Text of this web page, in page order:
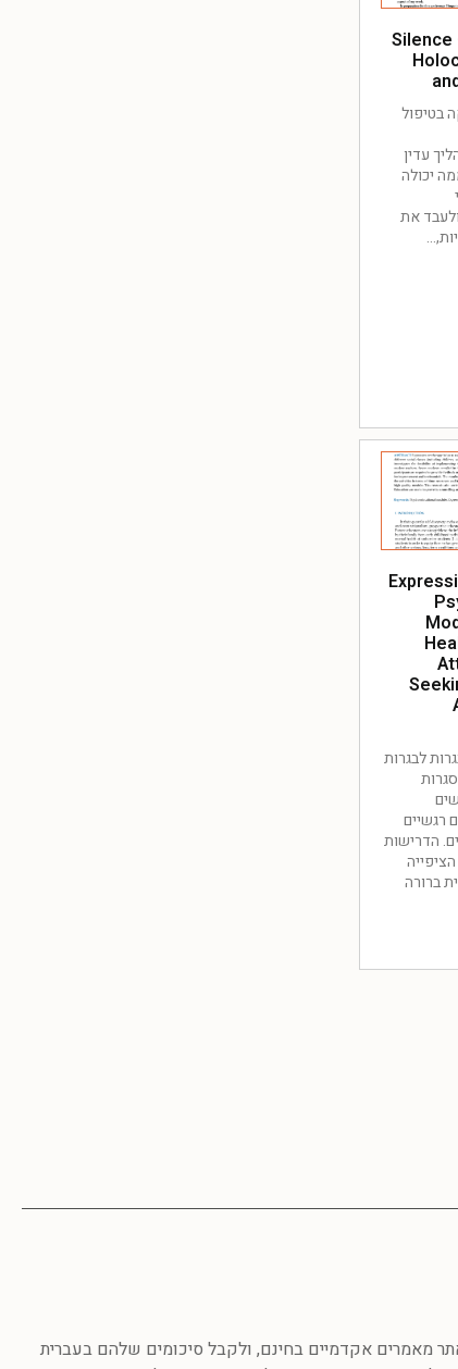
Silence
בטיפול
עדין
יכולה
את
לבגרות
רגשיים
הדרישות
ברורה
מאמרים אקדמיים בחינם, ולקבל סיכומים שלהם בעברית